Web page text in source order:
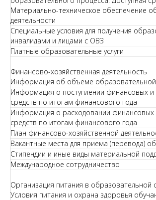
Материально-техническое обеспечение
деятельности
Специальные условия для получения
инвалидами и лицами с ОВЗ
Платные образовательные услуги
Финансово-хозяйственная деятельность
Информация об объеме образовательной
Информация о поступлении финансовых
средств по итогам финансового года
Информация о расходовании финансовых
средств по итогам финансового года
План финансово-хозяйственной
Вакантные места для приема (перевода)
Стипендии и иные виды материальной
Международное сотрудничество
Организация питания в образовательной
Условия питания и охрана здоровья